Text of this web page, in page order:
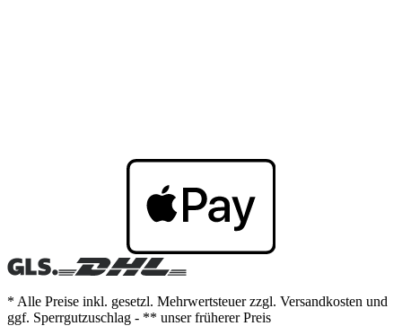
* Alle Preise inkl. gesetzl. Mehrwertsteuer zzgl. Versandkosten und
ggf. Sperrgutzuschlag - ** unser früherer Preis